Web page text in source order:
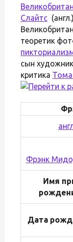
Слайтс
теоретик
сын
критика
Фрэнк
Имя
Дата